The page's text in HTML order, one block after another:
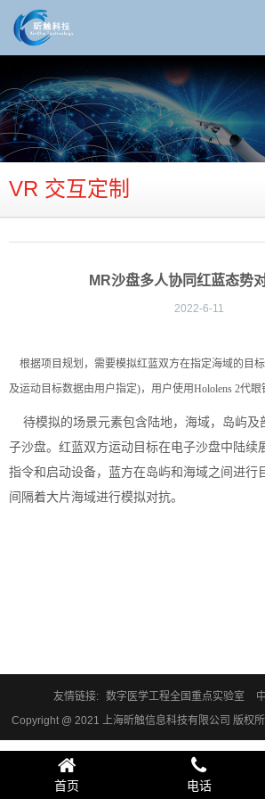
VR 交互定制
MR沙盘多人协同红蓝态势
2022-6-11
根据项目规划，需要模拟红蓝双方在指定海域的目
及运动目标数据由用户指定)，用户使用Hololens 2代眼
待模拟的场景元素包含陆地，海域，岛屿及
子沙盘。红蓝双方运动目标在电子沙盘中陆续
指令和启动设备，蓝方在岛屿和海域之间进行
间隔着大片海域进行模拟对抗。
友情链接: 数字医学工程全国重点实验室
Copyright @ 2021 上海昕触信息科技有限公司 版权
首页 电话